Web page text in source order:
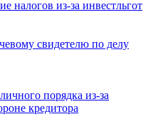
налогов из-за инвестльгот
свидетелю по делу
порядка из-за
кредитора